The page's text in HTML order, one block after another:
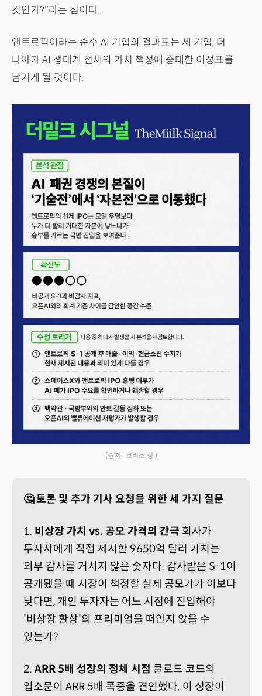
것인가?"라는 점이다.
앤트로픽이라는 순수 AI 기업의 결과표는 세 기업, 더
나아가 AI 생태계 전체의 가치 책정에 중대한 이정표를
남기게 될 것이다.
(출처 : 크리스 정 )
🤔 토론 및 추가 기사 요청을 위한 세 가지 질문
1. 비상장 가치 vs. 공모 가격의 간극 회사가
투자자에게 직접 제시한 9650억 달러 가치는
외부 감사를 거치지 않은 숫자다. 감사받은 S-1이
공개됐을 때 시장이 책정할 실제 공모가가 이보다
낮다면, 개인 투자자는 어느 시점에 진입해야
'비상장 환상'의 프리미엄을 떠안지 않을 수
있는가?
2. ARR 5배 성장의 정체 시점 클로드 코드의
입소문이 ARR 5배 폭증을 견인했다. 이 성장이